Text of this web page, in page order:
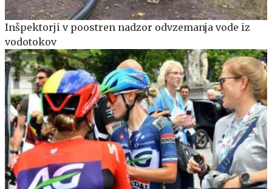
Inšpektorji v poostren nadzor odvzemanja vode iz
vodotokov